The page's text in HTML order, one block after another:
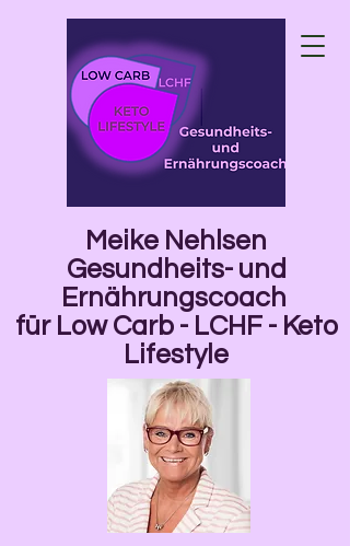
Meike Nehlsen
Gesundheits- und
Ernährungscoach
für Low Carb - LCHF - Keto
Lifestyle